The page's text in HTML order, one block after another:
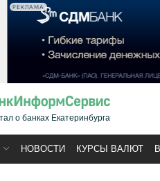
РЕКЛАМА
о банках Екатеринбурга
НОВОСТИ КУРСЫ ВАЛЮТ